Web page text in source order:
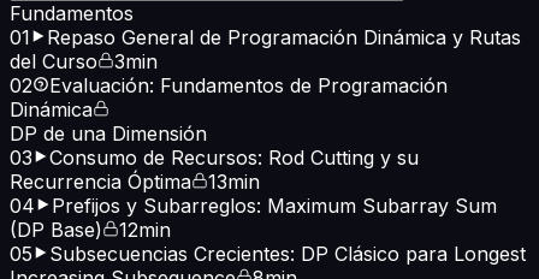
Fundamentos
01
Repaso General de Programación Dinámica y Rutas
del Curso
3min
02
Evaluación: Fundamentos de Programación
Dinámica
DP de una Dimensión
03
Consumo de Recursos: Rod Cutting y su
Recurrencia Óptima
13min
04
Prefijos y Subarreglos: Maximum Subarray Sum
(DP Base)
12min
05
Subsecuencias Crecientes: DP Clásico para Longest